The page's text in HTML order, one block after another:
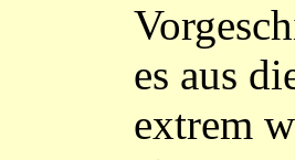
es aus
extrem